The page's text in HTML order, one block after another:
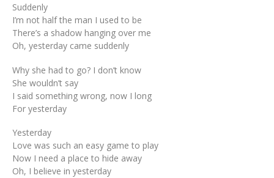
Suddenly
I’m not half the man I used to be
There’s a shadow hanging over me
Oh, yesterday came suddenly
Why she had to go? I don’t know
She wouldn’t say
I said something wrong, now I long
For yesterday
Yesterday
Love was such an easy game to play
Now I need a place to hide away
Oh, I believe in yesterday